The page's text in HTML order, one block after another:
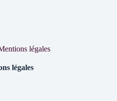
légales
légales